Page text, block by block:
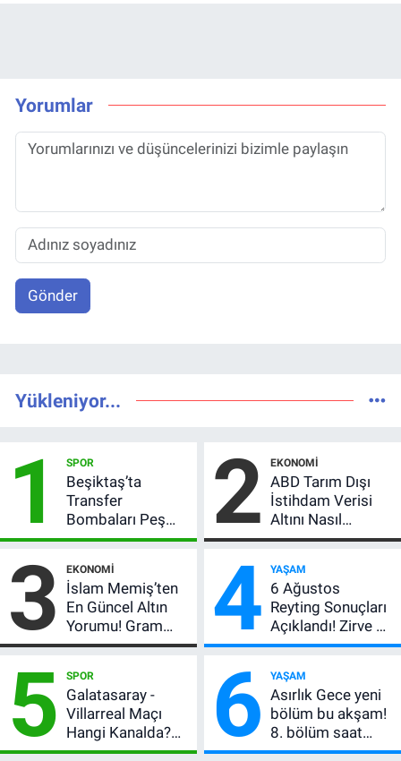
Yorumlar
Gönder
Yükleniyor...
1 SPOR
Beşiktaş’ta
Transfer
Bombaları Peş
Peşe! Adalı
Açıkladı, 5 Yıldız
Daha Listede
2 EKONOMI
ABD Tarım Dışı
İstihdam Verisi
Altını Nasıl
Etkiler? Çok Basit
3 EKONOMI
İslam Memiş’ten
En Güncel Altın
Yorumu! Gram
Altın İçin 6.350 TL
Beklentisi
Değişmedi
4 YAŞAM
6 Ağustos
Reyting Sonuçları
Açıklandı! Zirve El
Değiştirdi:
MasterChef'i
Geride Bıraktı
5 SPOR
Galatasaray -
Villarreal Maçı
Hangi Kanalda?
Hazırlık Maçı Ne
6 YAŞAM
Asırlık Gece yeni
bölüm bu akşam!
8. bölüm saat
kaçta, TRT 1 canlı